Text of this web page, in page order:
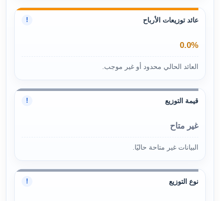
عائد توزيعات الأرباح !
0.0%
العائد الحالي محدود أو غير موجب.
قيمة التوزيع !
غير متاح
البيانات غير متاحة حاليًا.
نوع التوزيع !